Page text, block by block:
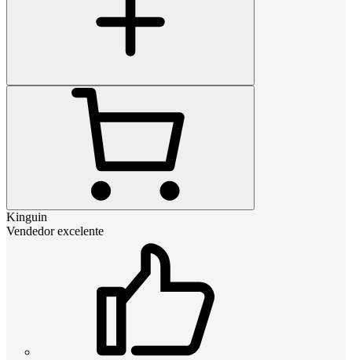
Kinguin
Vendedor excelente